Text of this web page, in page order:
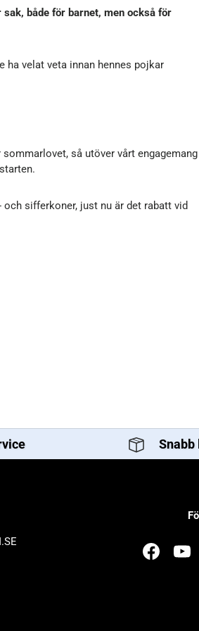
både för barnet, men också för
ha velat veta innan hennes pojkar
så utöver vårt engagemang
sifferkoner, just nu är det rabatt vid
Facebook